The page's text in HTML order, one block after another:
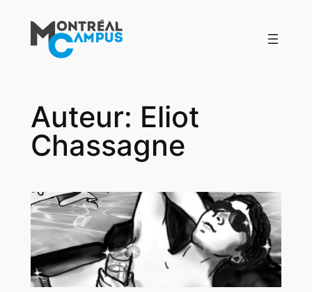
contenu
Auteur: Eliot
Chassagne